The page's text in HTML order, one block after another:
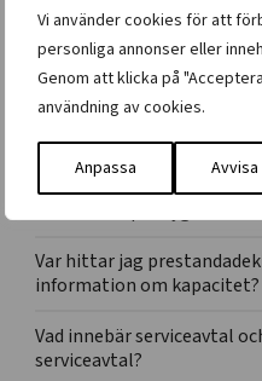
Vi använder cookies för att
personliga annonser eller
Genom att klicka på
användning av cookies.
Anpassa Avvisa
och när behöver det göras?
Vilka avloppssystem
tomter?
Är produkterna CE märkta?
Hur många liter avlopp
Var hittar jag
information om kapacitet?
Vad innebär serviceavtal
serviceavtal?